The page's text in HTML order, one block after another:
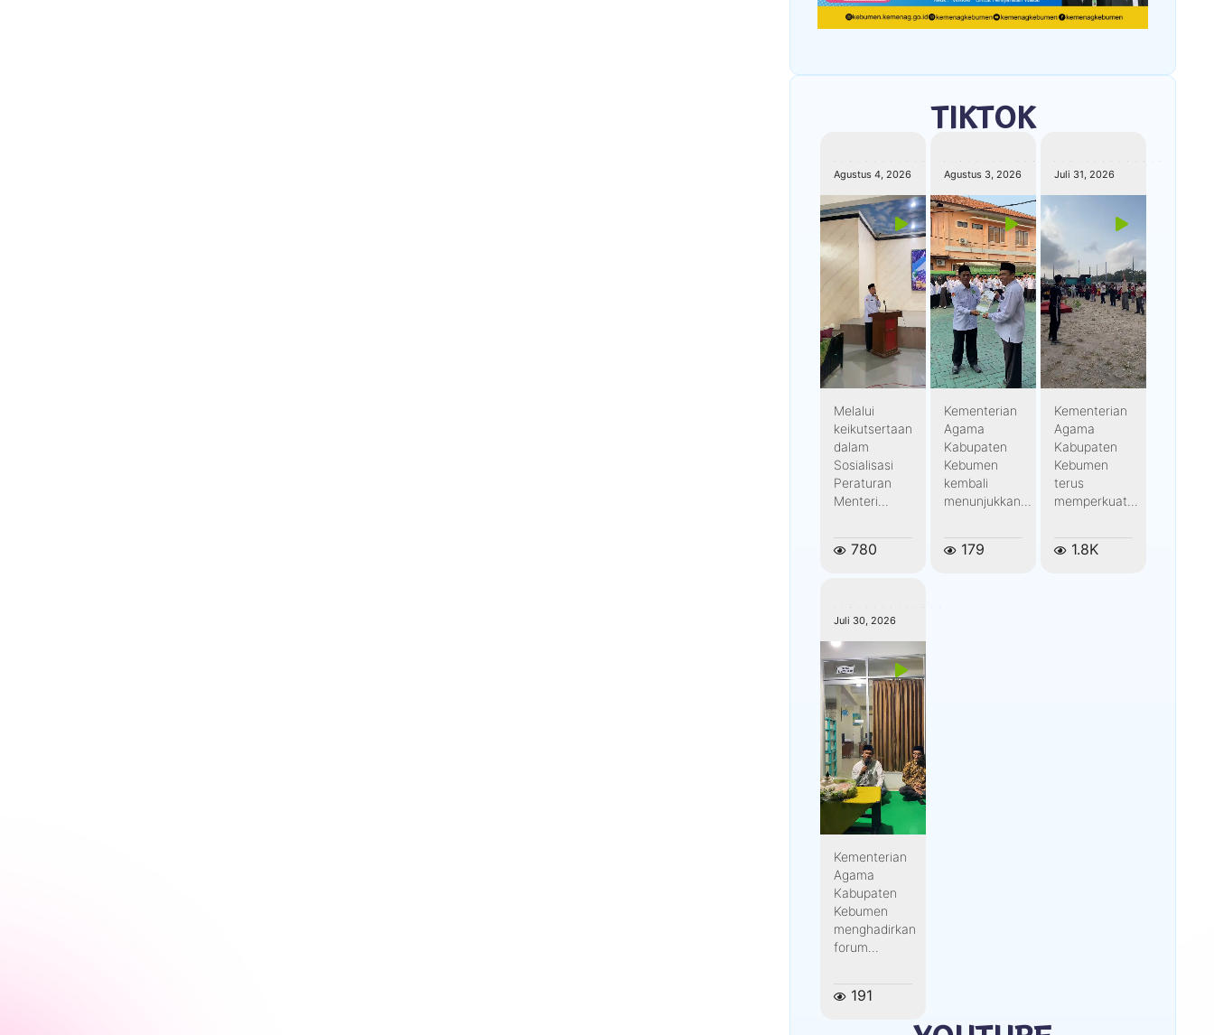
TIKTOK
Agustus 4, 2026
Melalui
keikutsertaan
dalam
Sosialisasi
Peraturan
Menteri...
780
Agustus 3, 2026
Kementerian
Agama
Kabupaten
Kebumen
kembali
menunjukkan...
179
Juli 31, 2026
Kementerian
Agama
Kabupaten
Kebumen
terus
memperkuat...
1.8K
Juli 30, 2026
Kementerian
Agama
Kabupaten
Kebumen
menghadirkan
forum...
191